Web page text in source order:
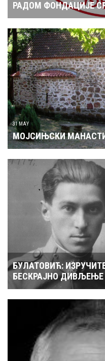
РАДОМ ФОНДАЦИЈЕ
31 MAY
МОЈСИЊСКИ
БУЛАТОВИЋ:
БЕСКРАЈНО ДИВЉЕЊЕ